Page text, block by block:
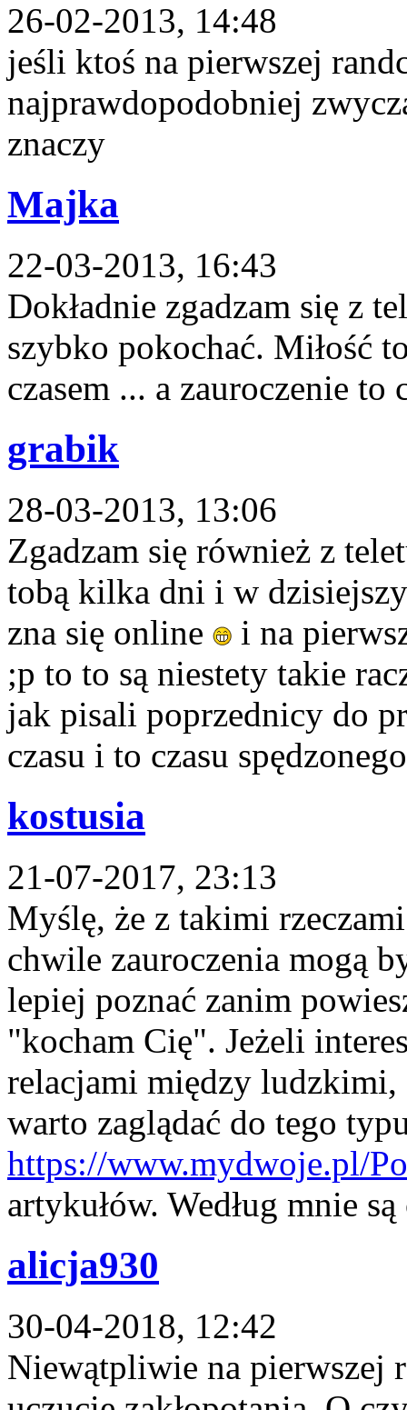
26-02-2013, 14:48
jeśli ktoś na pierwszej
najprawdopodobniej
znaczy
Majka
22-03-2013, 16:43
Dokładnie zgadzam się z
szybko pokochać. Miłość
czasem ... a zauroczenie to
grabik
28-03-2013, 13:06
Zgadzam się również z
tobą kilka dni i w
zna się online
i na
;p to to są niestety takie
jak pisali poprzednicy do
czasu i to czasu
kostusia
21-07-2017, 23:13
Myślę, że z takimi
chwile zauroczenia mogą
lepiej poznać zanim
"kocham Cię". Jeżeli
relacjami między ludzkimi,
warto zaglądać do tego
https://www.mydwoje.pl/
artykułów. Według mnie
alicja930
30-04-2018, 12:42
Niewątpliwie na pierwszej